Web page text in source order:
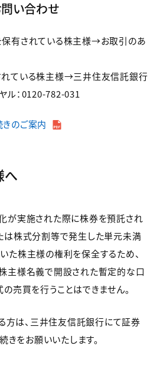
い合わせ
有されている株主様→お取引のあ
ている株主様→三井住友信託銀行
ル：0120-782-031
のご案内
へ
が実施された際に株券を預託され
は株式分割等で発生した単元未満
た株主様の権利を保全するため、
主様名義で開設された暫定的な口
売買を行うことはできません。
方は、三井住友信託銀行にて証券
をお願いいたします。